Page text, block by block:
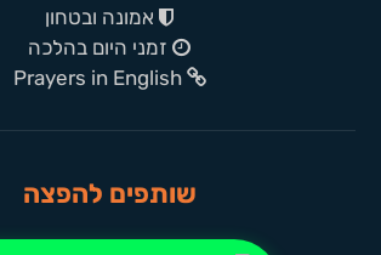
אמונה ובטחון
זמני היום בהלכה
Prayers in English
שותפים להפצה